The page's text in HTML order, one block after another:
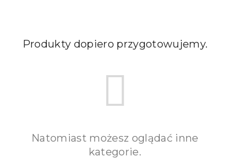
Produkty dopiero przygotowujemy.
Natomiast możesz oglądać inne
kategorie.